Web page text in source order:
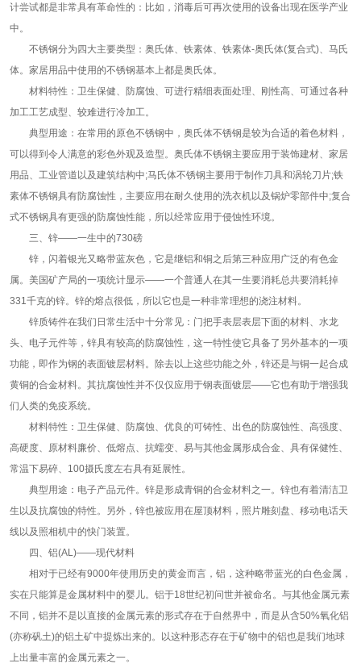
计尝试都是非常具有革命性的：比如，消毒后可再次使用的设备出现在医学产业
中。
不锈钢分为四大主要类型：奥氏体、铁素体、铁素体-奥氏体(复合式)、马氏
体。家居用品中使用的不锈钢基本上都是奥氏体。
材料特性：卫生保健、防腐蚀、可进行精细表面处理、刚性高、可通过各种
加工工艺成型、较难进行冷加工。
典型用途：在常用的原色不锈钢中，奥氏体不锈钢是较为合适的着色材料，
可以得到令人满意的彩色外观及造型。奥氏体不锈钢主要应用于装饰建材、家居
用品、工业管道以及建筑结构中;马氏体不锈钢主要用于制作刀具和涡轮刀片;铁
素体不锈钢具有防腐蚀性，主要应用在耐久使用的洗衣机以及锅炉零部件中;复合
式不锈钢具有更强的防腐蚀性能，所以经常应用于侵蚀性环境。
三、锌——一生中的730磅
锌，闪着银光又略带蓝灰色，它是继铝和铜之后第三种应用广泛的有色金
属。美国矿产局的一项统计显示——一个普通人在其一生要消耗总共要消耗掉
331千克的锌。锌的熔点很低，所以它也是一种非常理想的浇注材料。
锌质铸件在我们日常生活中十分常见：门把手表层表层下面的材料、水龙
头、电子元件等，锌具有较高的防腐蚀性，这一特性使它具备了另外基本的一项
功能，即作为钢的表面镀层材料。除去以上这些功能之外，锌还是与铜一起合成
黄铜的合金材料。其抗腐蚀性并不仅仅应用于钢表面镀层——它也有助于增强我
们人类的免疫系统。
材料特性：卫生保健、防腐蚀、优良的可铸性、出色的防腐蚀性、高强度、
高硬度、原材料廉价、低熔点、抗蠕变、易与其他金属形成合金、具有保健性、
常温下易碎、100摄氏度左右具有延展性。
典型用途：电子产品元件。锌是形成青铜的合金材料之一。锌也有着清洁卫
生以及抗腐蚀的特性。另外，锌也被应用在屋顶材料，照片雕刻盘、移动电话天
线以及照相机中的快门装置。
四、铝(AL)——现代材料
相对于已经有9000年使用历史的黄金而言，铝，这种略带蓝光的白色金属，
实在只能算是金属材料中的婴儿。铝于18世纪初问世并被命名。与其他金属元素
不同，铝并不是以直接的金属元素的形式存在于自然界中，而是从含50%氧化铝
(亦称矾土)的铝土矿中提炼出来的。以这种形态存在于矿物中的铝也是我们地球
上出量丰富的金属元素之一。